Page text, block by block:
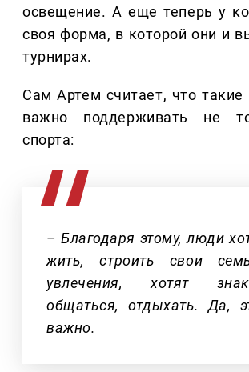
освещение. А еще теперь у
своя форма, в которой они и
турнирах.
Сам Артем считает, что такие
важно поддерживать не
спорта:
– Благодаря этому, люди
жить, строить свои
увлечения, хотят
общаться, отдыхать. Да,
важно.